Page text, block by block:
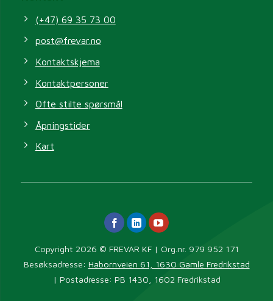
(+47) 69 35 73 00
post@frevar.no
Kontaktskjema
Kontaktpersoner
Ofte stilte spørsmål
Åpningstider
Kart
Copyright 2026 © FREVAR KF | Org.nr. 979 952 171
Besøksadresse: Habornveien 61, 1630 Gamle Fredrikstad
| Postadresse: PB 1430, 1602 Fredrikstad